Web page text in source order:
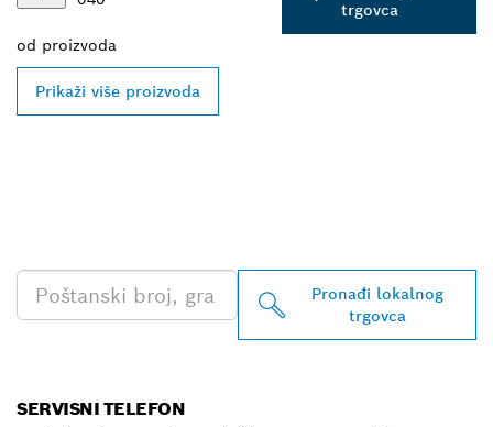
trgovca
od proizvoda
Prikaži više proizvoda
Pronađi lokalnog
trgovca
SERVISNI TELEFON